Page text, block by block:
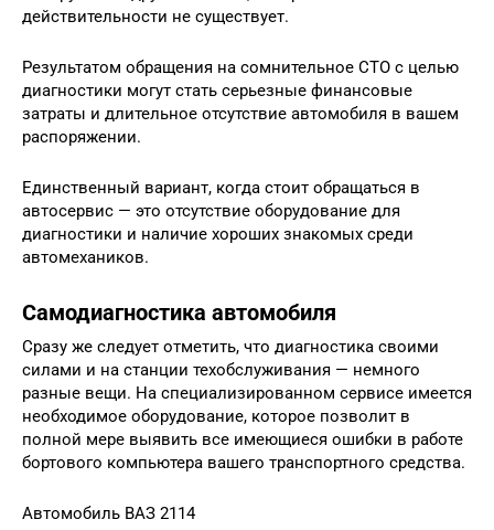
действительности не существует.
Результатом обращения на сомнительное СТО с целью
диагностики могут стать серьезные финансовые
затраты и длительное отсутствие автомобиля в вашем
распоряжении.
Единственный вариант, когда стоит обращаться в
автосервис — это отсутствие оборудование для
диагностики и наличие хороших знакомых среди
автомехаников.
Самодиагностика автомобиля
Сразу же следует отметить, что диагностика своими
силами и на станции техобслуживания — немного
разные вещи. На специализированном сервисе имеется
необходимое оборудование, которое позволит в
полной мере выявить все имеющиеся ошибки в работе
бортового компьютера вашего транспортного средства.
Автомобиль ВАЗ 2114